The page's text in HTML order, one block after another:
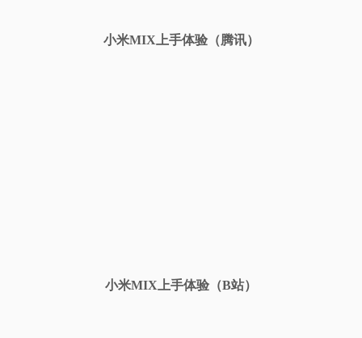
小米MIX上手体验（腾讯）
小米MIX上手体验（B站）